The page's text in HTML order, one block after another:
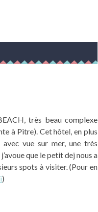
très beau complexe
à Pitre). Cet hôtel, en plus
avec vue sur mer, une très
que le petit dej nous a
spots à visiter. (Pour en
)